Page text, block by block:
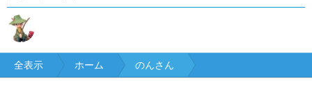
全表示 ホーム のんさん